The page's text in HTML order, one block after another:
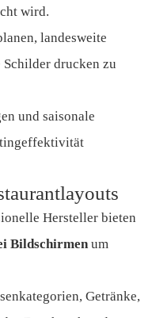
wird.
landesweite
drucken zu
und saisonale
Hersteller bieten
Bildschirmenum
Getränke,